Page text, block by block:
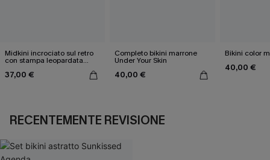
Midkini incrociato sul retro
con stampa leopardata
37,00 €
Completo bikini marrone
Under Your Skin
40,00 €
Bikini color
40,00 €
RECENTEMENTE REVISIONE